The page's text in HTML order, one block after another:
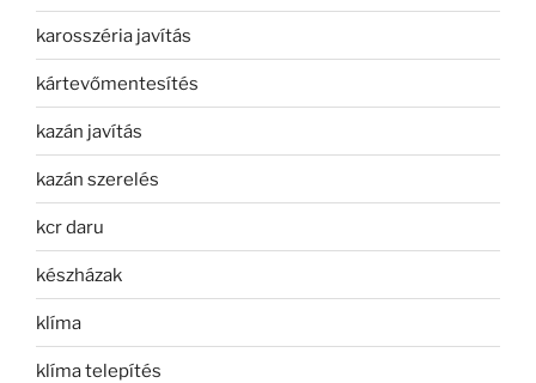
karosszéria javítás
kártevőmentesítés
kazán javítás
kazán szerelés
kcr daru
készházak
klíma
klíma telepítés